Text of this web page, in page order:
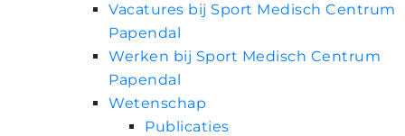
Vacatures bij Sport Medisch Centrum
Papendal
Werken bij Sport Medisch Centrum
Papendal
Wetenschap
Publicaties